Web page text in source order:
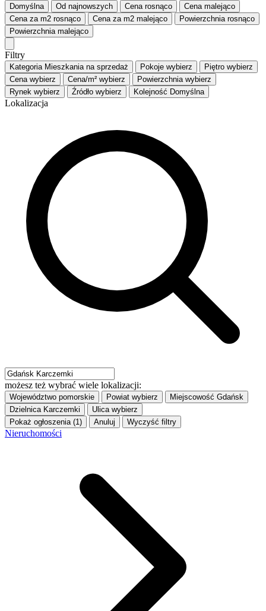
Domyślna Od najnowszych Cena rosnąco Cena malejąco
Cena za m2 rosnąco Cena za m2 malejąco Powierzchnia rosnąco
Powierzchnia malejąco
Filtry
Kategoria Mieszkania na sprzedaż Pokoje wybierz Piętro wybierz
Cena wybierz Cena/m² wybierz Powierzchnia wybierz
Rynek wybierz Źródło wybierz Kolejność Domyślna
Lokalizacja
możesz też wybrać wiele lokalizacji:
Województwo pomorskie Powiat wybierz Miejscowość Gdańsk
Dzielnica Karczemki Ulica wybierz
Pokaż ogłoszenia (1)
Anuluj Wyczyść filtry
Nieruchomości